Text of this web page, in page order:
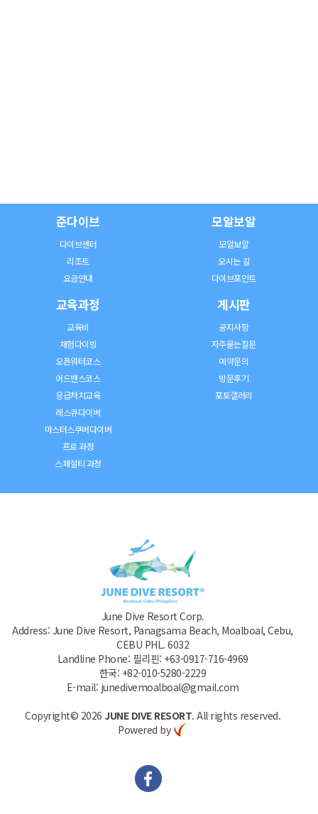
준다이브
다이브센터
리조트
요금안내
모알보알
모알보알
오시는 길
다이브포인트
교육과정
교육비
체험다이빙
오픈워터코스
어드밴스코스
응급처치교육
레스큐다이버
마스터스쿠버다이버
프로 과정
스페셜티 과정
게시판
공지사항
자주묻는질문
예약문의
방문후기
포토갤러리
June Dive Resort Corp.
Address: June Dive Resort, Panagsama Beach, Moalboal, Cebu,
CEBU PHL. 6032
Landline Phone: 필리핀: +63-0917-716-4969
한국: +82-010-5280-2229
E-mail: junedivemoalboal@gmail.com
Copyright© 2026 JUNE DIVE RESORT. All rights reserved.
Powered by